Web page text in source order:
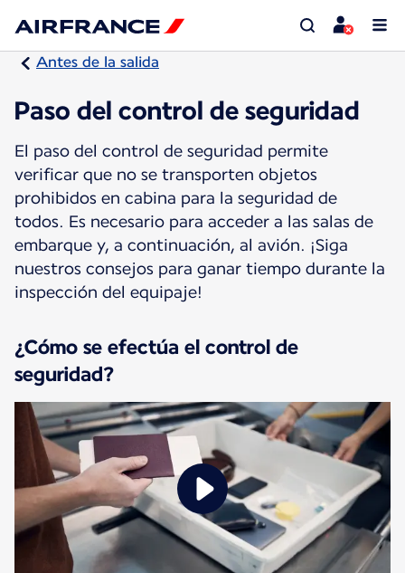
Antes de la salida
Paso del control de seguridad
El paso del control de seguridad permite
verificar que no se transporten objetos
prohibidos en cabina para la seguridad de
todos. Es necesario para acceder a las salas de
embarque y, a continuación, al avión. ¡Siga
nuestros consejos para ganar tiempo durante la
inspección del equipaje!
¿Cómo se efectúa el control de
seguridad?